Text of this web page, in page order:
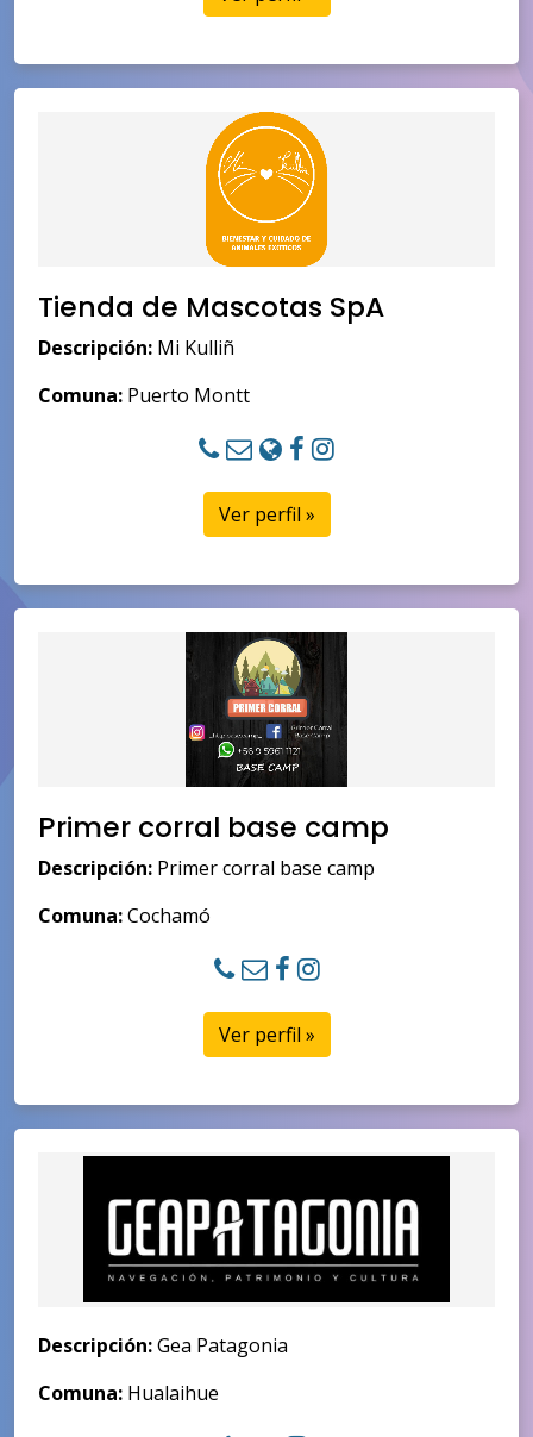
Tienda de Mascotas SpA
Descripción: Mi Kulliñ
Comuna: Puerto Montt
Ver perfil »
Primer corral base camp
Descripción: Primer corral base camp
Comuna:Cochamó
Ver perfil »
Descripción:Gea Patagonia
Comuna: Hualaihue